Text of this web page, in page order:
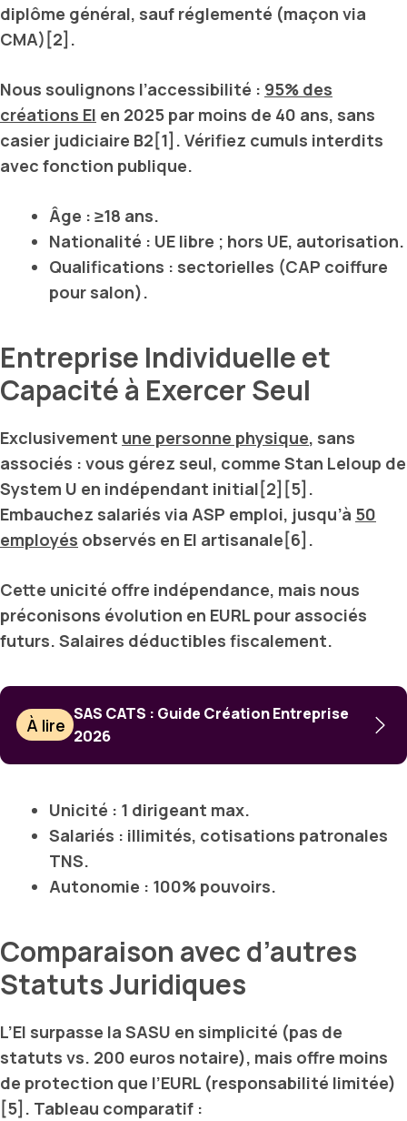
diplôme général, sauf réglementé (maçon via
CMA)[2].
Nous soulignons l’accessibilité : 95% des
créations EI en 2025 par moins de 40 ans, sans
casier judiciaire B2[1]. Vérifiez cumuls interdits
avec fonction publique.
Âge : ≥18 ans.
Nationalité : UE libre ; hors UE, autorisation.
Qualifications : sectorielles (CAP coiffure
pour salon).
Entreprise Individuelle et
Capacité à Exercer Seul
Exclusivement une personne physique, sans
associés : vous gérez seul, comme Stan Leloup de
System U en indépendant initial[2][5].
Embauchez salariés via ASP emploi, jusqu’à 50
employés observés en EI artisanale[6].
Cette unicité offre indépendance, mais nous
préconisons évolution en EURL pour associés
futurs. Salaires déductibles fiscalement.
À lire
SAS CATS : Guide Création Entreprise
2026
Unicité : 1 dirigeant max.
Salariés : illimités, cotisations patronales
TNS.
Autonomie : 100% pouvoirs.
Comparaison avec d’autres
Statuts Juridiques
L’EI surpasse la SASU en simplicité (pas de
statuts vs. 200 euros notaire), mais offre moins
de protection que l’EURL (responsabilité limitée)
[5]. Tableau comparatif :